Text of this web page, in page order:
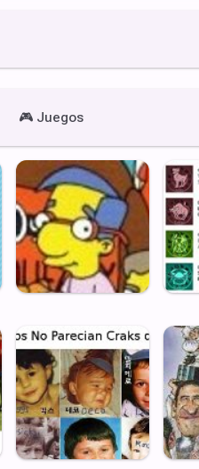
🎮 Juegos